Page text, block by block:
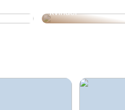
kvinder